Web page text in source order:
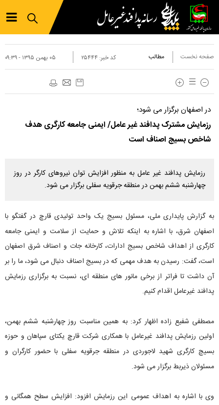
صفحه نخست مطالب ۰۵ بهمن ۱۳۹۵ - ۰۹:۳۹ کد خبر: ۲۵۴۴۴
در اصفهان برگزار می شود؛
رزمایش مشترک پدافند غیر عامل/ ایمنی جامعه کارگری هدف
شاخص بسیج اصناف است
رزمایش پدافند غیر عامل به منظور افزایش توان نیروهای کارگر در روز
چهارشنبه ششم بهمن در منطقه جرقویه سفلی برگزار می شود.
به گزارش پایداری ملی، مسئول بسیج یک واحد تولیدی قارچ در گفتگو با
اصفهان شرق، با اشاره به اینکه تلاش و حمایت از سلامت و ایمنی جامعه
کارگری از اهداف شاخص بسیج ادارات، کارخانه جات و اصناف شرق اصفهان
است، گفت: رسیدن به هدف مهمی که در بسیج اصناف دنبال می شود، ما را بر
آن داشت تا فراتر از برخی مانور های منطقه ای، نسبت به برگزاری رزمایش
پدافند غیرعامل اقدام کنیم.
مصطفی شفیع زاده اظهار کرد: به همین مناسبت روز چهارشنبه ششم بهمن،
اولین رزمایش پدافند غیرعامل با همکاری شرکت قارچ یکتای سپاهان و حوزه
بسیچ کارگری شهید لاجوردی در منطقه جرقویه سفلی با حضور کارگران و
مسئولان ذیربط برگزار می شود.
وی با اشاره به اهداف عمومی این رزمایش افزود: افزایش سطح همگانی و